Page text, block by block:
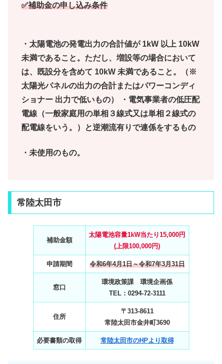
✅補助金の申し込み条件
・太陽電池の発電出力の合計値が 1kW 以上 10kW
未満であること。ただし、増設等の場合において
は、既設分を含めて 10kW 未満であること。（※
太陽光パネルの出力の合計またはパワーコンディ
ショナー 出力で低いもの） ・電気事業者の低圧配
電線（一般家庭用の単相３線式又は単相２線式の
配電線をいう。）と逆潮流有りで連係をするもの
・未使用のもの。
常陸太田市
補助金額
太陽電池容量1kW当たり15,000円
(上限100,000円)
申請期間 令和6年4月1日～令和7年3月31日
窓口
環境政策課 環境企画係
TEL：0294‐72‐3111
住所
〒313-8611
常陸太田市金井町3690
必要書類の取得 常陸太田市のHPより取得